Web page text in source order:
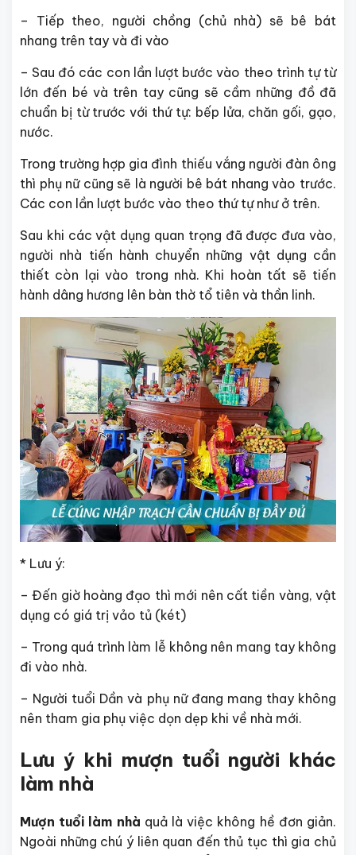
– Tiếp theo, người chồng (chủ nhà) sẽ bê bát
nhang trên tay và đi vào
– Sau đó các con lần lượt bước vào theo trình tự từ
lớn đến bé và trên tay cũng sẽ cầm những đồ đã
chuẩn bị từ trước với thứ tự: bếp lửa, chăn gối, gạo,
nước.
Trong trường hợp gia đình thiếu vắng người đàn ông
thì phụ nữ cũng sẽ là người bê bát nhang vào trước.
Các con lần lượt bước vào theo thứ tự như ở trên.
Sau khi các vật dụng quan trọng đã được đưa vào,
người nhà tiến hành chuyển những vật dụng cần
thiết còn lại vào trong nhà. Khi hoàn tất sẽ tiến
hành dâng hương lên bàn thờ tổ tiên và thần linh.
* Lưu ý:
– Đến giờ hoàng đạo thì mới nên cất tiền vàng, vật
dụng có giá trị vảo tủ (két)
– Trong quá trình làm lễ không nên mang tay không
đi vào nhà.
– Người tuổi Dần và phụ nữ đang mang thay không
nên tham gia phụ việc dọn dẹp khi về nhà mới.
Lưu ý khi mượn tuổi người khác
làm nhà
Mượn tuổi làm nhà quả là việc không hề đơn giản.
Ngoài những chú ý liên quan đến thủ tục thì gia chủ